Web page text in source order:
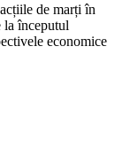
de marți în
la începutul
economice